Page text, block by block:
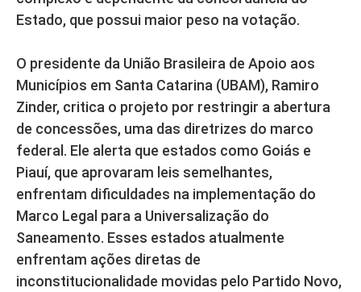
Estado, que possui maior peso na votação.
O presidente da União Brasileira de Apoio aos
Municípios em Santa Catarina (UBAM), Ramiro
Zinder, critica o projeto por restringir a abertura
de concessões, uma das diretrizes do marco
federal. Ele alerta que estados como Goiás e
Piauí, que aprovaram leis semelhantes,
enfrentam dificuldades na implementação do
Marco Legal para a Universalização do
Saneamento. Esses estados atualmente
enfrentam ações diretas de
inconstitucionalidade movidas pelo Partido Novo,